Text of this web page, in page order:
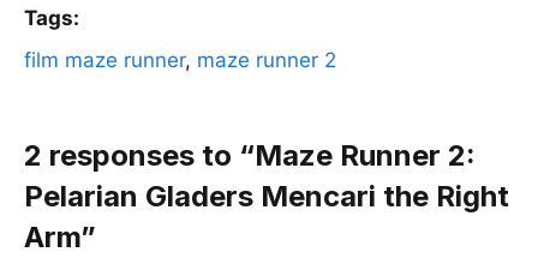
c
e
o
o
k
er l
s
p
p
Tags:
film maze runner, maze runner 2
2 responses to “Maze Runner 2:
Pelarian Gladers Mencari the Right
Arm”